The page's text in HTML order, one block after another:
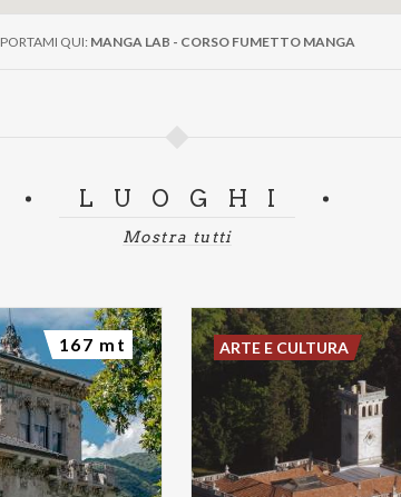
PORTAMI QUI: MANGA LAB - CORSO FUMETTO MANGA
LUOGHI
Mostra tutti
167 mt ARTE E CULTURA